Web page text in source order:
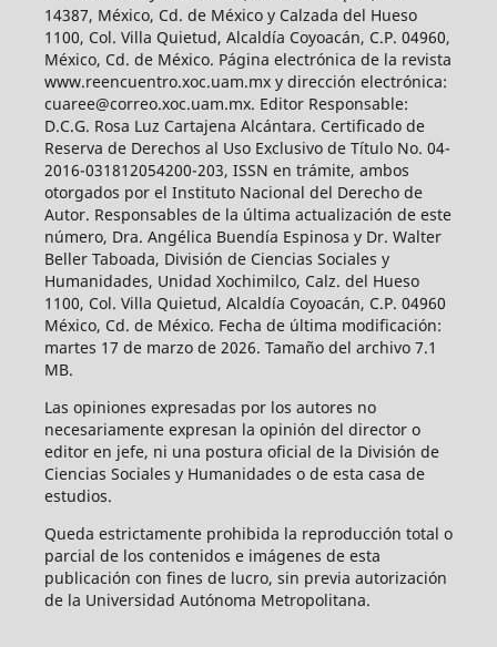
14387, México, Cd. de México y Calzada del Hueso
1100, Col. Villa Quietud, Alcaldía Coyoacán, C.P. 04960,
México, Cd. de México. Página electrónica de la revista
www.reencuentro.xoc.uam.mx y dirección electrónica:
cuaree@correo.xoc.uam.mx. Editor Responsable:
D.C.G. Rosa Luz Cartajena Alcántara. Certificado de
Reserva de Derechos al Uso Exclusivo de Título No. 04-
2016-031812054200-203, ISSN en trámite, ambos
otorgados por el Instituto Nacional del Derecho de
Autor. Responsables de la última actualización de este
número, Dra. Angélica Buendía Espinosa y Dr. Walter
Beller Taboada, División de Ciencias Sociales y
Humanidades, Unidad Xochimilco, Calz. del Hueso
1100, Col. Villa Quietud, Alcaldía Coyoacán, C.P. 04960
México, Cd. de México. Fecha de última modificación:
martes 17 de marzo de 2026. Tamaño del archivo 7.1
MB.
Las opiniones expresadas por los autores no
necesariamente expresan la opinión del director o
editor en jefe, ni una postura oficial de la División de
Ciencias Sociales y Humanidades o de esta casa de
estudios.
Queda estrictamente prohibida la reproducción total o
parcial de los contenidos e imágenes de esta
publicación con fines de lucro, sin previa autorización
de la Universidad Autónoma Metropolitana.